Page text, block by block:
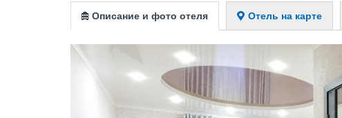
Описание и фото отеля Отель на карте